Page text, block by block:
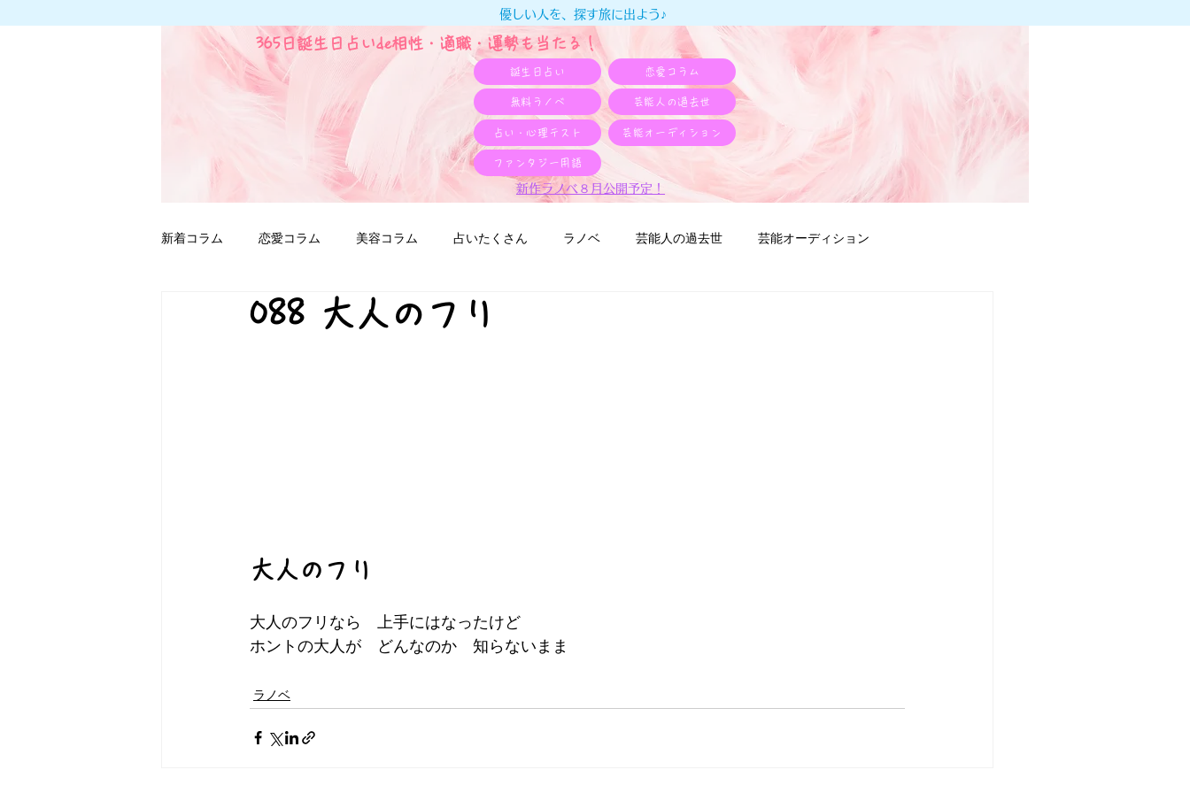
365日誕生日占いde相性・適職・​運勢も当たる！
優しい人を、探す旅に出よう♪
誕生日占い 恋愛コラム
無料ラノベ 芸能人の過去世
占い・心理テスト 芸能オーディション
ファンタジー用語
新作ラノベ８月公開予定！
新着コラム 恋愛コラム 美容コラム 占いたくさん ラノベ 芸能人の過去世 芸能オーディション
ファンタジー用語088 大人のフリ
大人のフリ
大人のフリなら　上手にはなったけど
ホントの大人が　どんなのか　知らないまま
ラノベ